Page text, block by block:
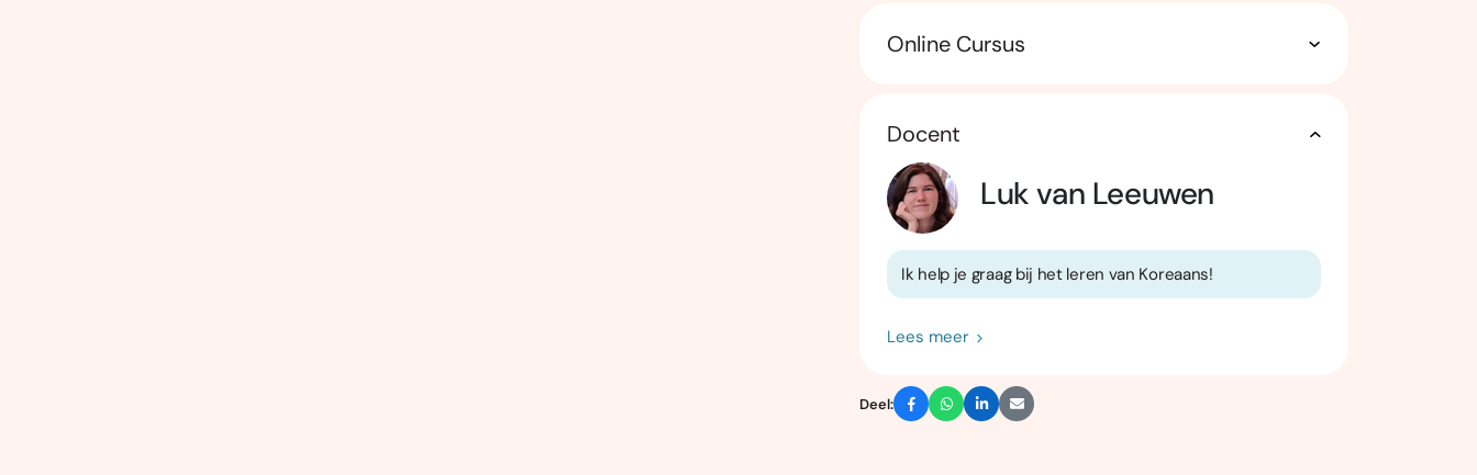
Online Cursus
Docent
Luk van Leeuwen
Ik help je graag bij het leren van Koreaans!
Lees meer
Deel: